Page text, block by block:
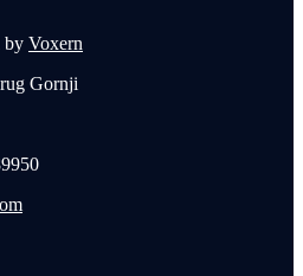
by Voxern
Gornji